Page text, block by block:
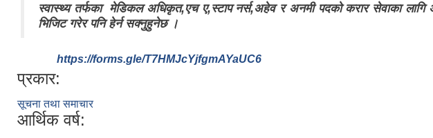
स्वास्थ्य तर्फका मेडिकल अधिकृत,एच ए,स्टाप नर्स,अहेव र अनमी पदकाे करार सेवाका लागि
भिजिट गरेर पनि हेर्न सक्नुहुनेछ ।
https://forms.gle/T7HMJcYjfgmAYaUC6
प्रकार:
सूचना तथा समाचार
आर्थिक वर्ष: